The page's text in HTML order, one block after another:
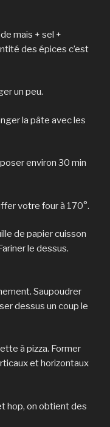
mais + sel +
des épices c’est
un peu.
la pâte avec les
environ 30 min
votre four à 170°.
de papier cuisson
le dessus.
Saupoudrer
dessus un coup le
à pizza. Former
et horizontaux
hop, on obtient des